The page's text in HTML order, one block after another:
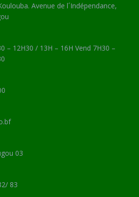
Avenue de l´Indépendance,
– 12H30 / 13H – 16H Vend 7H30 –
03
83